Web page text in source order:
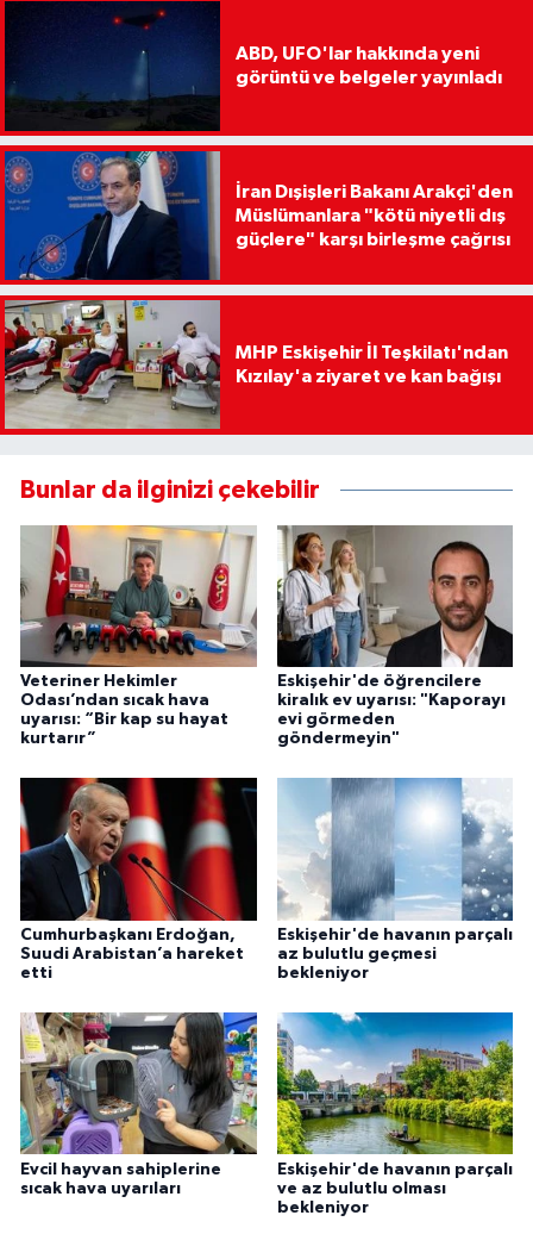
ABD, UFO'lar hakkında yeni
görüntü ve belgeler yayınladı
İran Dışişleri Bakanı Arakçi'den
Müslümanlara "kötü niyetli dış
güçlere" karşı birleşme çağrısı
MHP Eskişehir İl Teşkilatı'ndan
Kızılay'a ziyaret ve kan bağışı
Bunlar da ilginizi çekebilir
Veteriner Hekimler
Odası’ndan sıcak hava
uyarısı: “Bir kap su hayat
kurtarır”
Eskişehir'de öğrencilere
kiralık ev uyarısı: "Kaporayı
evi görmeden
göndermeyin"
Cumhurbaşkanı Erdoğan,
Suudi Arabistan’a hareket
etti
Eskişehir'de havanın parçalı
az bulutlu geçmesi
bekleniyor
Evcil hayvan sahiplerine
sıcak hava uyarıları
Eskişehir'de havanın parçalı
ve az bulutlu olması
bekleniyor